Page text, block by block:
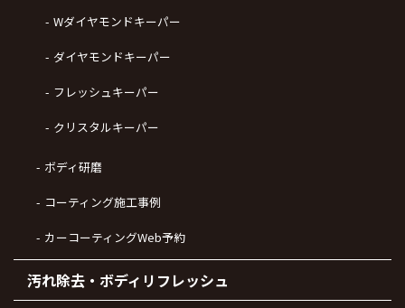
Wダイヤモンドキーパー
ダイヤモンドキーパー
フレッシュキーパー
クリスタルキーパー
ボディ研磨
コーティング施工事例
カーコーティングWeb予約
汚れ除去・ボディリフレッシュ